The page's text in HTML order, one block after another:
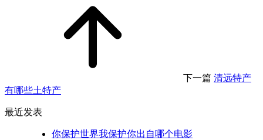
下一篇 清远特产
有哪些土特产
最近发表
你保护世界我保护你出自哪个电影